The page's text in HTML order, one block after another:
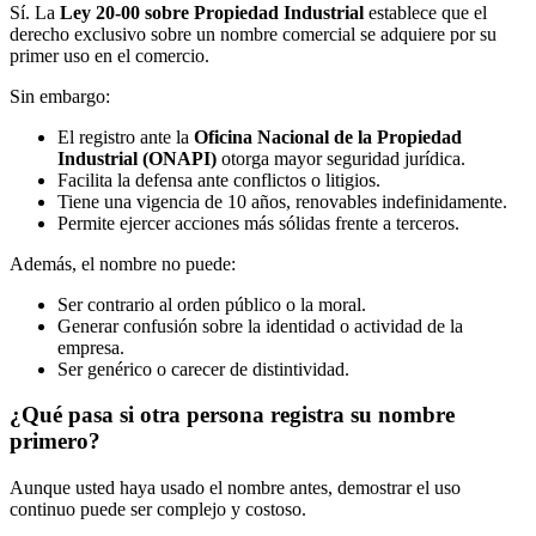
Sí. La Ley 20-00 sobre Propiedad Industrial establece que el
derecho exclusivo sobre un nombre comercial se adquiere por su
primer uso en el comercio.
Sin embargo:
El registro ante la Oficina Nacional de la Propiedad
Industrial (ONAPI) otorga mayor seguridad jurídica.
Facilita la defensa ante conflictos o litigios.
Tiene una vigencia de 10 años, renovables indefinidamente.
Permite ejercer acciones más sólidas frente a terceros.
Además, el nombre no puede:
Ser contrario al orden público o la moral.
Generar confusión sobre la identidad o actividad de la
empresa.
Ser genérico o carecer de distintividad.
¿Qué pasa si otra persona registra su nombre
primero?
Aunque usted haya usado el nombre antes, demostrar el uso
continuo puede ser complejo y costoso.